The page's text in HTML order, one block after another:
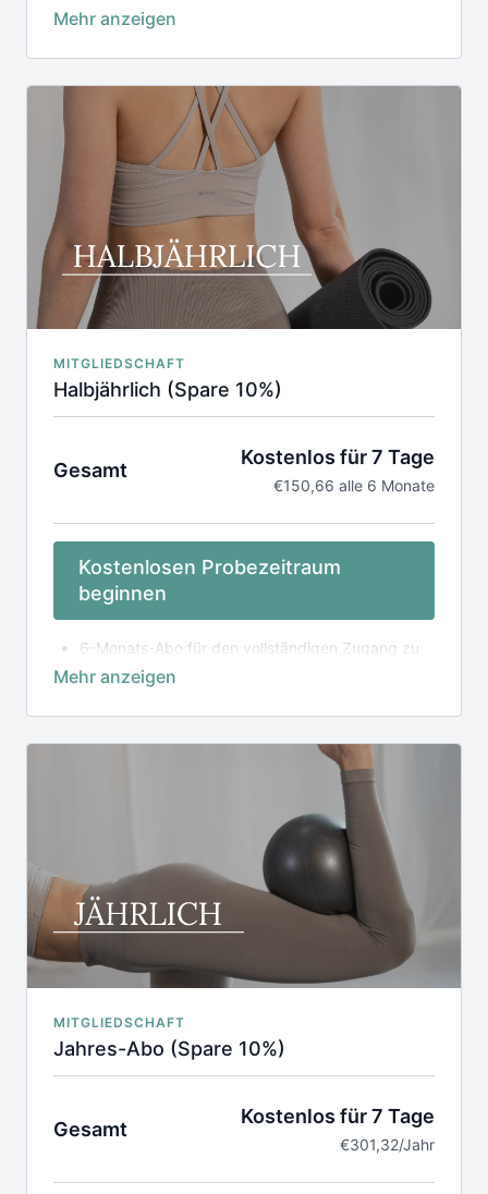
unserer online Mediathek, inkl. App
Laufzeit 1 Monat,
um einen weiteren Monate nach Laufzeitende
angewendet wurde
Zugang zu unserer exklusiven Community
Regelmäßige Live-Streams
Das Abo kann monatlich gekündigt werden
Die Nutzung der Videos erfolgt in eigener
Verantwortung
MITGLIEDSCHAFT
Halbjährlich (Spare 10%)
Gesamt
Kostenlos für 7 Tage
€150,66 alle 6 Monate
Kostenlosen Probezeitraum
beginnen
6-Monats-Abo für den vollständigen Zugang zu
unserer online Mediathek, inkl. App
Laufzeit 6 Monate, verlängert sich automatisch
um weitere 6 Monate nach Laufzeitende
Das Abo kann bis 4 Wochen vor Laufzeitende
Das Abo kann pausiert werden
Die Nutzung der Videos erfolgt in eigener
Verantwortung
MITGLIEDSCHAFT
Jahres-Abo (Spare 10%)
Gesamt
Kostenlos für 7 Tage
€301,32/Jahr